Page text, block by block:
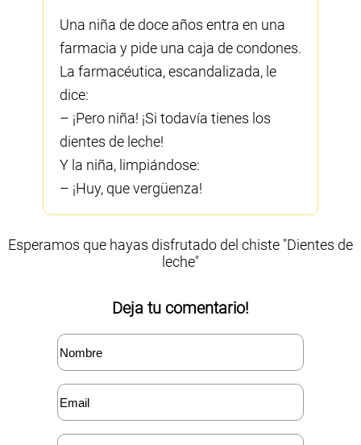
Una niña de doce años entra en una
farmacia y pide una caja de condones.
La farmacéutica, escandalizada, le
dice:
– ¡Pero niña! ¡Si todavía tienes los
dientes de leche!
Y la niña, limpiándose:
– ¡Huy, que vergüenza!
Esperamos que hayas disfrutado del chiste "Dientes de
leche"
Deja tu comentario!